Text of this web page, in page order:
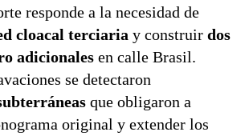
responde a la necesidad de
cloacal terciaria y construir dos
adicionales en calle Brasil.
se detectaron
que obligaron a
original y extender los